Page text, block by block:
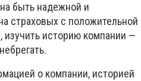
быть надежной и
страховых с положительной
историю компании —
о компании, историей